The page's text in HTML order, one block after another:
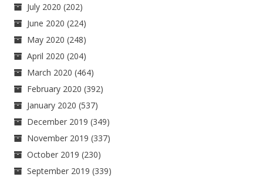
July 2020 (202)
June 2020 (224)
May 2020 (248)
April 2020 (204)
March 2020 (464)
February 2020 (392)
January 2020 (537)
December 2019 (349)
November 2019 (337)
October 2019 (230)
September 2019 (339)